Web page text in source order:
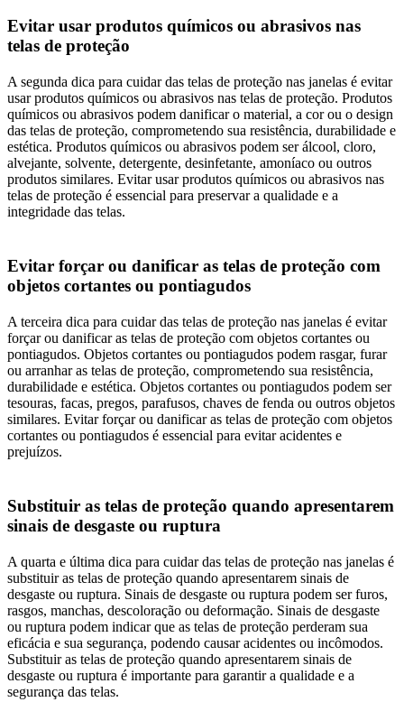
Evitar usar produtos químicos ou abrasivos nas
telas de proteção
A segunda dica para cuidar das telas de proteção nas janelas é evitar
usar produtos químicos ou abrasivos nas telas de proteção. Produtos
químicos ou abrasivos podem danificar o material, a cor ou o design
das telas de proteção, comprometendo sua resistência, durabilidade e
estética. Produtos químicos ou abrasivos podem ser álcool, cloro,
alvejante, solvente, detergente, desinfetante, amoníaco ou outros
produtos similares. Evitar usar produtos químicos ou abrasivos nas
telas de proteção é essencial para preservar a qualidade e a
integridade das telas.
Evitar forçar ou danificar as telas de proteção com
objetos cortantes ou pontiagudos
A terceira dica para cuidar das telas de proteção nas janelas é evitar
forçar ou danificar as telas de proteção com objetos cortantes ou
pontiagudos. Objetos cortantes ou pontiagudos podem rasgar, furar
ou arranhar as telas de proteção, comprometendo sua resistência,
durabilidade e estética. Objetos cortantes ou pontiagudos podem ser
tesouras, facas, pregos, parafusos, chaves de fenda ou outros objetos
similares. Evitar forçar ou danificar as telas de proteção com objetos
cortantes ou pontiagudos é essencial para evitar acidentes e
prejuízos.
Substituir as telas de proteção quando apresentarem
sinais de desgaste ou ruptura
A quarta e última dica para cuidar das telas de proteção nas janelas é
substituir as telas de proteção quando apresentarem sinais de
desgaste ou ruptura. Sinais de desgaste ou ruptura podem ser furos,
rasgos, manchas, descoloração ou deformação. Sinais de desgaste
ou ruptura podem indicar que as telas de proteção perderam sua
eficácia e sua segurança, podendo causar acidentes ou incômodos.
Substituir as telas de proteção quando apresentarem sinais de
desgaste ou ruptura é importante para garantir a qualidade e a
segurança das telas.